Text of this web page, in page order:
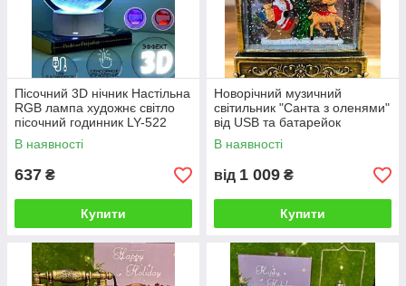
Пісочний 3D нічник Настільна
RGB лампа художнє світло
пісочний годинник LY-522
Нічний світильник
В наявності
637 ₴
Купити
Новорічний музичний
світильник "Санта з оленями"
від USB та батарейок
В наявності
від 1 009 ₴
Купити